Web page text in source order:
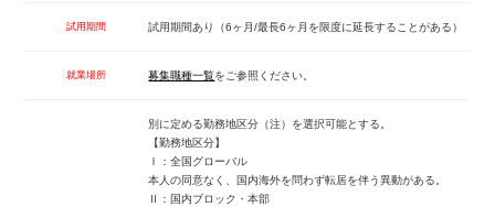
試用期間 試用期間あり（6ヶ月/最長6ヶ月を限度に延長することがある）
就業場所 募集職種一覧をご参照ください。
別に定める勤務地区分（注）を選択可能とする。
【勤務地区分】
Ⅰ：全国グローバル
本人の同意なく、国内海外を問わず転居を伴う異動がある。
Ⅱ：国内ブロック・本部